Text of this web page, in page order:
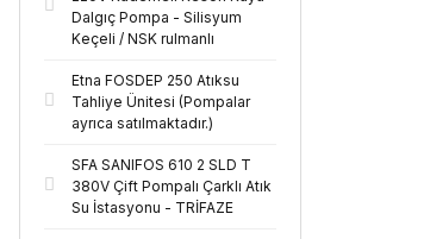
Dalgıç Pompa - Silisyum
Keçeli / NSK rulmanlı
Etna FOSDEP 250 Atıksu
Tahliye Ünitesi (Pompalar
ayrıca satılmaktadır.)
SFA SANIFOS 610 2 SLD T
380V Çift Pompalı Çarklı Atık
Su İstasyonu - TRİFAZE